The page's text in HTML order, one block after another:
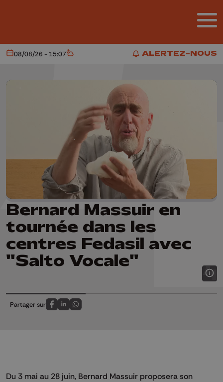
ALERTEZ-NOUS
ALERTEZ-NOUS
Aujourd'hui
08/08/26 - 15:07 Météo
Bernard Massuir en
tournée dans les
centres Fedasil avec
"Salto Vocale"
Partager sur
Partagez sur FaceBook
Partagez sur LinkedIn
Partagez sur Whatsapp
Du 3 mai au 28 juin, Bernard Massuir proposera son